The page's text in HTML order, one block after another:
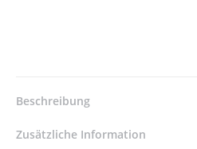
Birnbacher
–
Beschreibung
Zusätzliche Information